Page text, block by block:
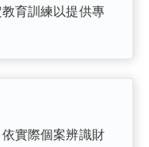
育訓練以提供專
實際個案辨識財